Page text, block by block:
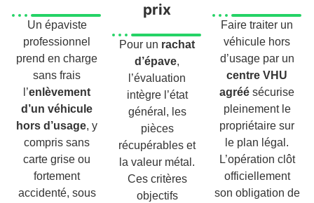
Un épaviste
professionnel
prend en charge
sans frais
l’enlèvement
d’un véhicule
hors d’usage, y
compris sans
carte grise ou
fortement
accidenté, sous
prix
Pour un rachat
d’épave,
l’évaluation
intègre l’état
général, les
pièces
récupérables et
la valeur métal.
Ces critères
objectifs
Faire traiter un
véhicule hors
d’usage par un
centre VHU
agréé sécurise
pleinement le
propriétaire sur
le plan légal.
L’opération clôt
officiellement
son obligation de